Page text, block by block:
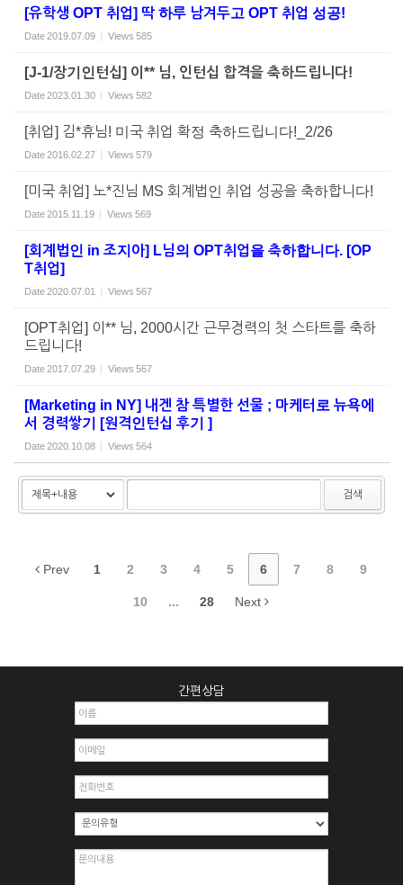
[유학생 OPT 취업] 딱 하루 남겨두고 OPT 취업 성공!
Date2019.07.09 Views 585
[J-1/장기인턴십] 이** 님, 인턴십 합격을 축하드립니다!
Date2023.01.30 Views 582
[취업] 김*휴님! 미국 취업 확정 축하드립니다!_2/26
Date2016.02.27 Views 579
[미국 취업] 노*진님 MS 회계법인 취업 성공을 축하합니다!
Date2015.11.19 Views 569
[회계법인 in 조지아] L님의 OPT취업을 축하합니다. [OP
T취업]
Date2020.07.01 Views 567
[OPT취업] 이** 님, 2000시간 근무경력의 첫 스타트를 축하
드립니다!
Date2017.07.29 Views 567
[Marketing in NY] 내겐 참 특별한 선물 ; 마케터로 뉴욕에
서 경력쌓기 [원격인턴십 후기 ]
Date2020.10.08 Views 564
검색
Prev 1 2 3 4 5 6 7 8 9
10 ... 28 Next
간편상담